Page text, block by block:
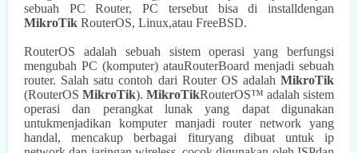
sebuah PC Router, PC tersebut bisa di installdengan
MikroTik RouterOS, Linux,atau FreeBSD.
RouterOS adalah sebuah sistem operasi yang berfungsi
mengubah PC (komputer) atauRouterBoard menjadi sebuah
router. Salah satu contoh dari Router OS adalah MikroTik
(RouterOS MikroTik). MikroTikRouterOS™ adalah sistem
operasi dan perangkat lunak yang dapat digunakan
untukmenjadikan komputer manjadi router network yang
handal, mencakup berbagai fituryang dibuat untuk ip